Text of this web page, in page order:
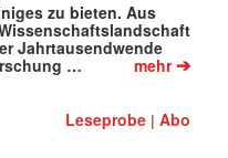
zu bieten. Aus
Jahrtausendwende
…
mehr➔
Leseprobe |Abo